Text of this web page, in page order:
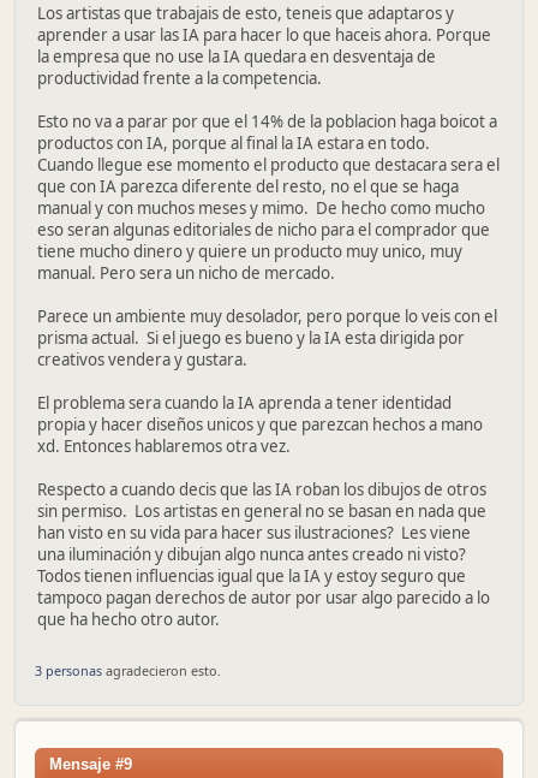
Los artistas que trabajais de esto, teneis que adaptaros y
aprender a usar las IA para hacer lo que haceis ahora. Porque
la empresa que no use la IA quedara en desventaja de
productividad frente a la competencia.
Esto no va a parar por que el 14% de la poblacion haga boicot a
productos con IA, porque al final la IA estara en todo.
Cuando llegue ese momento el producto que destacara sera el
que con IA parezca diferente del resto, no el que se haga
manual y con muchos meses y mimo. De hecho como mucho
eso seran algunas editoriales de nicho para el comprador que
tiene mucho dinero y quiere un producto muy unico, muy
manual. Pero sera un nicho de mercado.
Parece un ambiente muy desolador, pero porque lo veis con el
prisma actual. Si el juego es bueno y la IA esta dirigida por
creativos vendera y gustara.
El problema sera cuando la IA aprenda a tener identidad
propia y hacer diseños unicos y que parezcan hechos a mano
xd. Entonces hablaremos otra vez.
Respecto a cuando decis que las IA roban los dibujos de otros
sin permiso. Los artistas en general no se basan en nada que
han visto en su vida para hacer sus ilustraciones? Les viene
una iluminación y dibujan algo nunca antes creado ni visto?
Todos tienen influencias igual que la IA y estoy seguro que
tampoco pagan derechos de autor por usar algo parecido a lo
que ha hecho otro autor.
3 personas agradecieron esto.
Mensaje #9